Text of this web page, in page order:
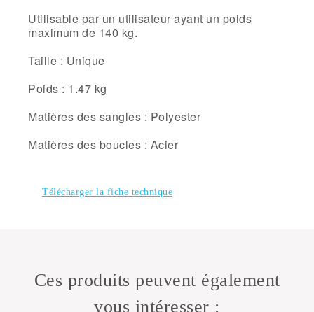
Utilisable par un utilisateur ayant un poids
maximum de 140 kg.
Taille : Unique
Poids : 1.47 kg
Matières des sangles : Polyester
Matières des boucles : Acier
Télécharger la fiche technique
Ces produits peuvent également
vous intéresser :